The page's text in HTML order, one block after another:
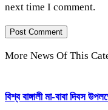
next time I comment.
More News Of This
বিশ্ব বাঙ্গালী মা-বাবা দিবস